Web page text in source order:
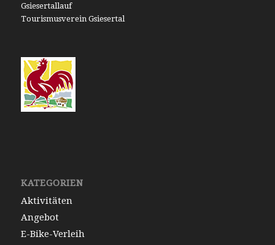
Gsiesertallauf
Tourismusverein Gsiesertal
KATEGORIEN
Aktivitäten
Angebot
E-Bike-Verleih